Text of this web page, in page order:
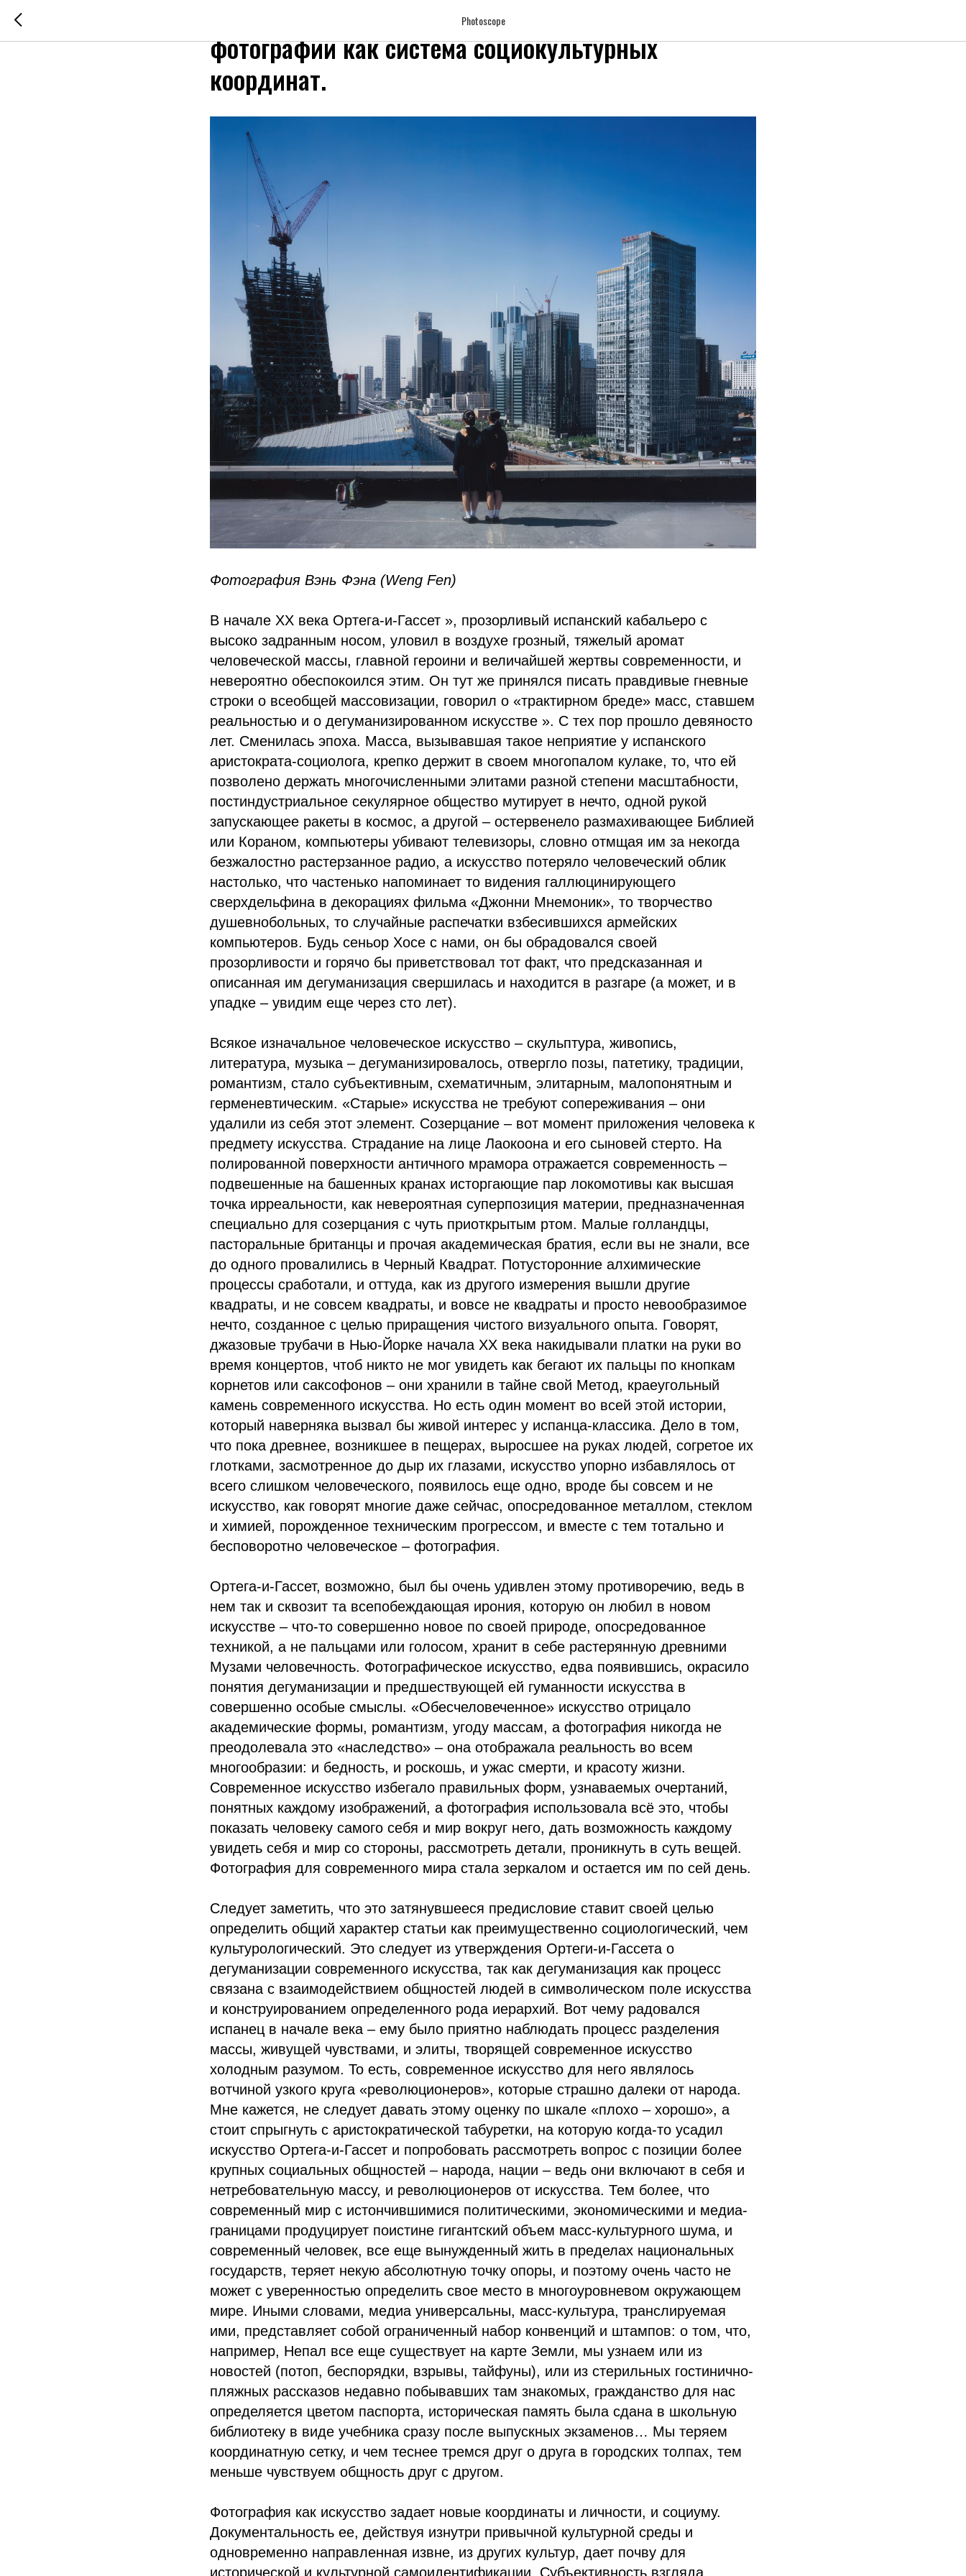
Photoscope
Человеческое, слишком человеческое... Искусство
фотографии как система социокультурных
координат.
Фотография Вэнь Фэна (Weng Fen)
В начале ХХ века Ортега-и-Гассет », прозорливый испанский кабальеро с
высоко задранным носом, уловил в воздухе грозный, тяжелый аромат
человеческой массы, главной героини и величайшей жертвы современности, и
невероятно обеспокоился этим. Он тут же принялся писать правдивые гневные
строки о всеобщей массовизации, говорил о «трактирном бреде» масс, ставшем
реальностью и о дегуманизированном искусстве ». С тех пор прошло девяносто
лет. Сменилась эпоха. Масса, вызывавшая такое неприятие у испанского
аристократа-социолога, крепко держит в своем многопалом кулаке, то, что ей
позволено держать многочисленными элитами разной степени масштабности,
постиндустриальное секулярное общество мутирует в нечто, одной рукой
запускающее ракеты в космос, а другой – остервенело размахивающее Библией
или Кораном, компьютеры убивают телевизоры, словно отмщая им за некогда
безжалостно растерзанное радио, а искусство потеряло человеческий облик
настолько, что частенько напоминает то видения галлюцинирующего
сверхдельфина в декорациях фильма «Джонни Мнемоник», то творчество
душевнобольных, то случайные распечатки взбесившихся армейских
компьютеров. Будь сеньор Хосе с нами, он бы обрадовался своей
прозорливости и горячо бы приветствовал тот факт, что предсказанная и
описанная им дегуманизация свершилась и находится в разгаре (а может, и в
упадке – увидим еще через сто лет).
Всякое изначальное человеческое искусство – скульптура, живопись,
литература, музыка – дегуманизировалось, отвергло позы, патетику, традиции,
романтизм, стало субъективным, схематичным, элитарным, малопонятным и
герменевтическим. «Старые» искусства не требуют сопереживания – они
удалили из себя этот элемент. Созерцание – вот момент приложения человека к
предмету искусства. Страдание на лице Лаокоона и его сыновей стерто. На
полированной поверхности античного мрамора отражается современность –
подвешенные на башенных кранах исторгающие пар локомотивы как высшая
точка ирреальности, как невероятная суперпозиция материи, предназначенная
специально для созерцания с чуть приоткрытым ртом. Малые голландцы,
пасторальные британцы и прочая академическая братия, если вы не знали, все
до одного провалились в Черный Квадрат. Потусторонние алхимические
процессы сработали, и оттуда, как из другого измерения вышли другие
квадраты, и не совсем квадраты, и вовсе не квадраты и просто невообразимое
нечто, созданное с целью приращения чистого визуального опыта. Говорят,
джазовые трубачи в Нью-Йорке начала ХХ века накидывали платки на руки во
время концертов, чтоб никто не мог увидеть как бегают их пальцы по кнопкам
корнетов или саксофонов – они хранили в тайне свой Метод, краеугольный
камень современного искусства. Но есть один момент во всей этой истории,
который наверняка вызвал бы живой интерес у испанца-классика. Дело в том,
что пока древнее, возникшее в пещерах, выросшее на руках людей, согретое их
глотками, засмотренное до дыр их глазами, искусство упорно избавлялось от
всего слишком человеческого, появилось еще одно, вроде бы совсем и не
искусство, как говорят многие даже сейчас, опосредованное металлом, стеклом
и химией, порожденное техническим прогрессом, и вместе с тем тотально и
бесповоротно человеческое – фотография.
Ортега-и-Гассет, возможно, был бы очень удивлен этому противоречию, ведь в
нем так и сквозит та всепобеждающая ирония, которую он любил в новом
искусстве – что-то совершенно новое по своей природе, опосредованное
техникой, а не пальцами или голосом, хранит в себе растерянную древними
Музами человечность. Фотографическое искусство, едва появившись, окрасило
понятия дегуманизации и предшествующей ей гуманности искусства в
совершенно особые смыслы. «Обесчеловеченное» искусство отрицало
академические формы, романтизм, угоду массам, а фотография никогда не
преодолевала это «наследство» – она отображала реальность во всем
многообразии: и бедность, и роскошь, и ужас смерти, и красоту жизни.
Современное искусство избегало правильных форм, узнаваемых очертаний,
понятных каждому изображений, а фотография использовала всё это, чтобы
показать человеку самого себя и мир вокруг него, дать возможность каждому
увидеть себя и мир со стороны, рассмотреть детали, проникнуть в суть вещей.
Фотография для современного мира стала зеркалом и остается им по сей день.
Следует заметить, что это затянувшееся предисловие ставит своей целью
определить общий характер статьи как преимущественно социологический, чем
культурологический. Это следует из утверждения Ортеги-и-Гассета о
дегуманизации современного искусства, так как дегуманизация как процесс
связана с взаимодействием общностей людей в символическом поле искусства
и конструированием определенного рода иерархий. Вот чему радовался
испанец в начале века – ему было приятно наблюдать процесс разделения
массы, живущей чувствами, и элиты, творящей современное искусство
холодным разумом. То есть, современное искусство для него являлось
вотчиной узкого круга «революционеров», которые страшно далеки от народа.
Мне кажется, не следует давать этому оценку по шкале «плохо – хорошо», а
стоит спрыгнуть с аристократической табуретки, на которую когда-то усадил
искусство Ортега-и-Гассет и попробовать рассмотреть вопрос с позиции более
крупных социальных общностей – народа, нации – ведь они включают в себя и
нетребовательную массу, и революционеров от искусства. Тем более, что
современный мир с истончившимися политическими, экономическими и медиа-
границами продуцирует поистине гигантский объем масс-культурного шума, и
современный человек, все еще вынужденный жить в пределах национальных
государств, теряет некую абсолютную точку опоры, и поэтому очень часто не
может с уверенностью определить свое место в многоуровневом окружающем
мире. Иными словами, медиа универсальны, масс-культура, транслируемая
ими, представляет собой ограниченный набор конвенций и штампов: о том, что,
например, Непал все еще существует на карте Земли, мы узнаем или из
новостей (потоп, беспорядки, взрывы, тайфуны), или из стерильных гостинично-
пляжных рассказов недавно побывавших там знакомых, гражданство для нас
определяется цветом паспорта, историческая память была сдана в школьную
библиотеку в виде учебника сразу после выпускных экзаменов… Мы теряем
координатную сетку, и чем теснее тремся друг о друга в городских толпах, тем
меньше чувствуем общность друг с другом.
Фотография как искусство задает новые координаты и личности, и социуму.
Документальность ее, действуя изнутри привычной культурной среды и
одновременно направленная извне, из других культур, дает почву для
исторической и культурной самоидентификации. Субъективность взгляда